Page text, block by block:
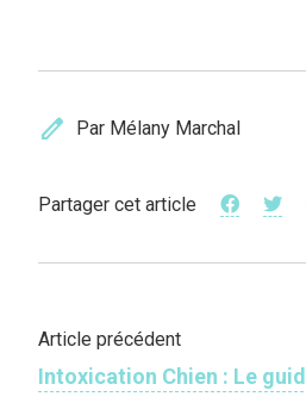
edit Par Mélany Marchal
Partager cet article
Article précédent
Intoxication Chien : Le